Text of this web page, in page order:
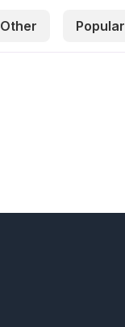
Other Popular